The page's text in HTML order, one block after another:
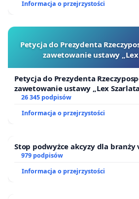
Informacja o przejrzystości
Petycja do Prezydenta
zawetowanie ustawy
Petycja do Prezydenta
zawetowanie ustawy „Lex
26 345 podpisów
Informacja o przejrzystości
Stop podwyżce akcyzy dla branży
979 podpisów
Informacja o przejrzystości